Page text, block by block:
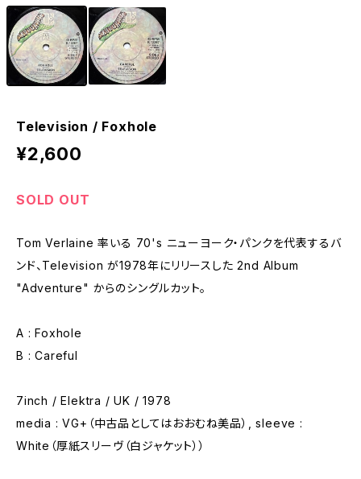
Television / Foxhole
¥2,600
SOLD OUT
Tom Verlaine 率いる 70's ニューヨーク・パンクを代表するバ
ンド、Television が1978年にリリースした 2nd Album
"Adventure" からのシングルカット。
A : Foxhole
B : Careful
7inch / Elektra / UK / 1978
media : VG+（中古品としてはおおむね美品）, sleeve :
White（厚紙スリーヴ（白ジャケット））